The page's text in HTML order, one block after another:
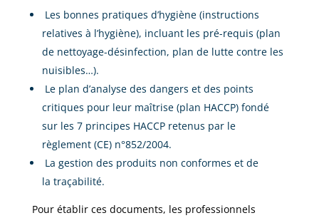
Les bonnes pratiques d’hygiène (instructions
relatives à l’hygiène), incluant les pré-requis (plan
de nettoyage-désinfection, plan de lutte contre les
nuisibles…).
Le plan d’analyse des dangers et des points
critiques pour leur maîtrise (plan HACCP) fondé
sur les 7 principes HACCP retenus par le
règlement (CE) n°852/2004.
La gestion des produits non conformes et de
la traçabilité.
Pour établir ces documents, les professionnels